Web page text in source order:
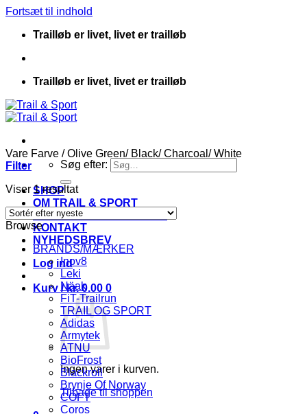
Fortsæt til indhold
Trailløb er livet, livet er trailløb
Trailløb er livet, livet er trailløb
Søg efter:
SHOP
OM TRAIL & SPORT
HANDELSBETINGELSER
KONTAKT
NYHEDSBREV
Log ind
Kurv /kr.0.00 0
Ingen varer i kurven.
Tilbage til shoppen
Vare Farve /Olive Green/ Black/ Charcoal/ White
Filter
Viser 1 resultat
Browse
BRANDS/MÆRKER
Inov8
Leki
Näak
FiT-Trailrun
TRAIL OG SPORT
Adidas
Armytek
ATNU
BioFrost
Blackroll
Brynje Of Norway
COFT
Coros